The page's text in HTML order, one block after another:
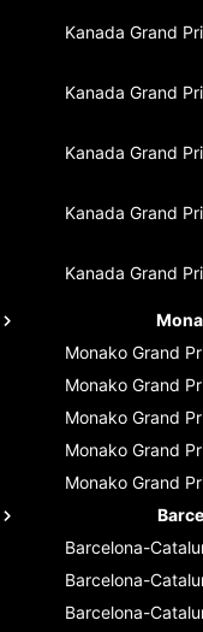
Kanada Grand
Kanada Grand
Kanada Grand
Kanada Grand
Kanada Grand
Monako Grand
Monako Grand
Monako Grand
Monako Grand
Monako Grand
Barcelona-
Barcelona-
Barcelona-